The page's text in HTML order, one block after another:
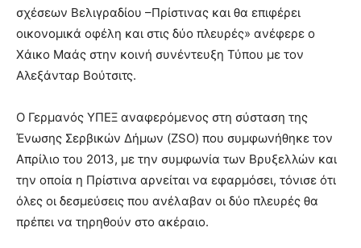
σχέσεων Βελιγραδίου –Πρίστινας και θα επιφέρει
οικονομικά οφέλη και στις δύο πλευρές» ανέφερε ο
Χάικο Μαάς στην κοινή συνέντευξη Τύπου με τον
Αλεξάνταρ Βούτσιτς.
Ο Γερμανός ΥΠΕΞ αναφερόμενος στη σύσταση της
Ένωσης Σερβικών Δήμων (ZSO) που συμφωνήθηκε τον
Απρίλιο του 2013, με την συμφωνία των Βρυξελλών και
την οποία η Πρίστινα αρνείται να εφαρμόσει, τόνισε ότι
όλες οι δεσμεύσεις που ανέλαβαν οι δύο πλευρές θα
πρέπει να τηρηθούν στο ακέραιο.